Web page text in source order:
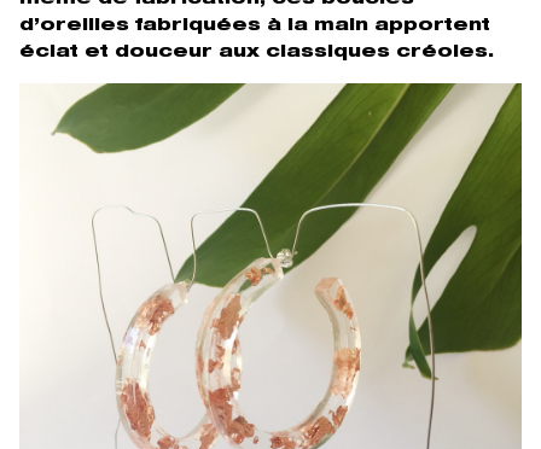
d’oreilles fabriquées à la main apportent
éclat et douceur aux classiques créoles.